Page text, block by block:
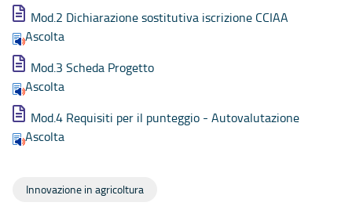
Mod.2 Dichiarazione sostitutiva iscrizione CCIAA
Ascolta
Mod.3 Scheda Progetto
Ascolta
Mod.4 Requisiti per il punteggio - Autovalutazione
Ascolta
Innovazione in agricoltura